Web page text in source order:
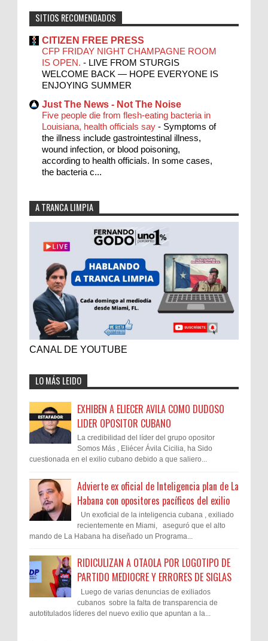
SITIOS RECOMENDADOS
CITIZEN FREE PRESS
CFP FRIDAY NIGHT CHAMPAGNE ROOM
IS OPEN. - LIVE FROM STURGIS
WELCOME BACK — HOPE EVERYONE IS
ENJOYING SUMMER
Just The News - Not The Noise
Five people die from flesh-eating bacteria in
Louisiana, health officials say - Symptoms of
the illness include gastrointestinal illness,
wound infection, or blood poisoning,
according to health officials. In some cases,
the bacteria c...
A TRANCA LIMPIA
CANAL DE YOUTUBE
LO MÁS LEIDO
EXHIBEN A ELIECER AVILA COMO DUDOSO
LIDER OPOSITOR CUBANO
La credibilidad del líder del grupo opositor
Somos Más , Eliécer Ávila Cicilia, ha Sido
cuestionada en el exilio cubano debido a que saliero...
Advierte ex oficial de Inteligencia plan de La
Habana con opositores pacíficos del exilio
Un exoficial de la inteligencia cubana , exiliado
recientemente en Miami, aseguró que el alto
mando de La Habana ha diseñado un Programa...
RIDICULIZAN A OTAOLA POR LOGOTIPO DE
PARTIDO MEDIOCRE Y ERRORES DE SIGLAS
Luego de varias denuncias de exiliados
cubanos sobre la falta de transparencia de
autotitulados líderes del nuevo exilio que apuntan a la...